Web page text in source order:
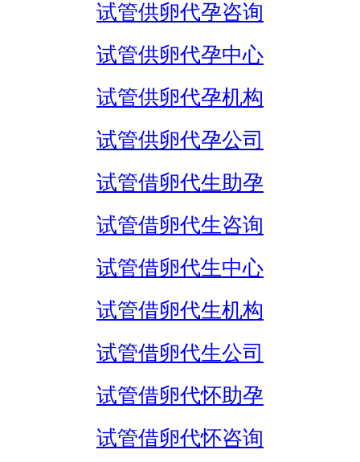
试管供卵代孕咨询
试管供卵代孕中心
试管供卵代孕机构
试管供卵代孕公司
试管借卵代生助孕
试管借卵代生咨询
试管借卵代生中心
试管借卵代生机构
试管借卵代生公司
试管借卵代怀助孕
试管借卵代怀咨询